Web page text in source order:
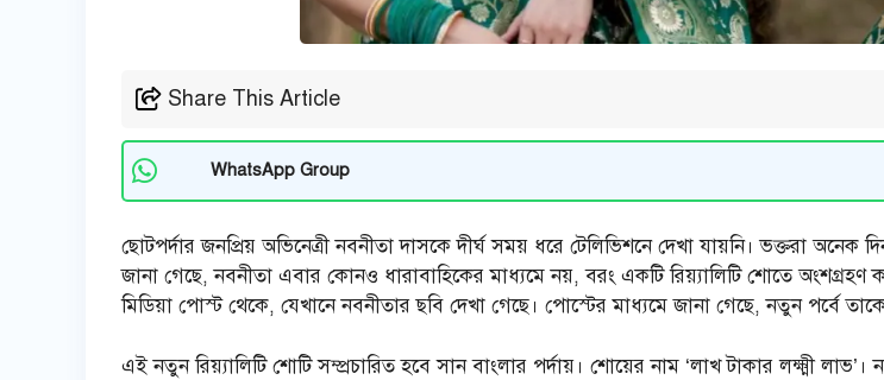
Share This Article
WhatsApp Group
ছোটপর্দার জনপ্রিয় অভিনেত্রী নবনীতা দাসকে দীর্ঘ সময় ধরে টেলিভিশনে দেখা যায়নি। ভক্তরা অনেক
জানা গেছে, নবনীতা এবার কোনও ধারাবাহিকের মাধ্যমে নয়, বরং একটি রিয়্যালিটি শোতে অংশগ্রহণ
মিডিয়া পোস্ট থেকে, যেখানে নবনীতার ছবি দেখা গেছে। পোস্টের মাধ্যমে জানা গেছে, নতুন পর্বে
এই নতুন রিয়্যালিটি শোটি সম্প্রচারিত হবে সান বাংলার পর্দায়। শোয়ের নাম ‘লাখ টাকার লক্ষ্মী